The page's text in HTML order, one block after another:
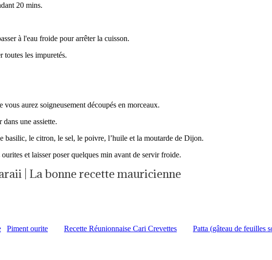
20 mins.
à l'eau froide pour arrêter la cuisson.
toutes les impuretés.
aurez soigneusement découpés en morceaux.
une assiette.
basilic, le citron, le sel, le poivre, l’huile et la moutarde de Dijon.
et laisser poser quelques min avant de servir froide.
| La bonne recette mauricienne
Piment ourite Recette Réunionnaise Cari Crevettes
Patta (gâteau de feuilles